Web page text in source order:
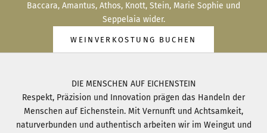
Baccara, Amantus, Athos, Knott, Stein, Marie Sophie und
Seppelaia wider.
WEINVERKOSTUNG BUCHEN
DIE MENSCHEN AUF EICHENSTEIN
Respekt, Präzision und Innovation prägen das Handeln der
Menschen auf Eichenstein. Mit Vernunft und Achtsamkeit,
naturverbunden und authentisch arbeiten wir im Weingut und